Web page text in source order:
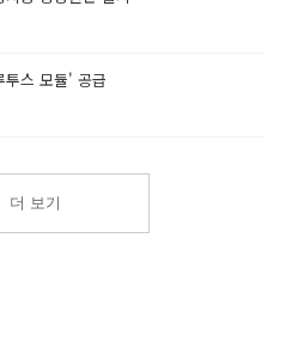
투스 모듈' 공급
더 보기